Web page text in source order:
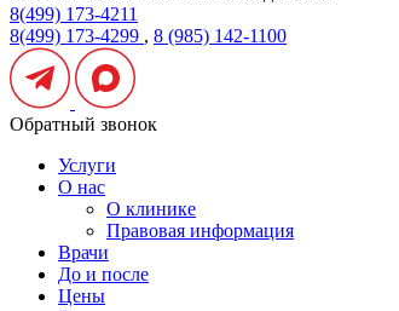
8(499) 173-4211
8(499) 173-4299 , 8 (985) 142-1100
Обратный звонок
Услуги
О нас
О клинике
Правовая информация
Врачи
До и после
Цены